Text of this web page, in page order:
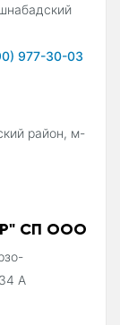
977-30-03
район, м-
СП ООО
А